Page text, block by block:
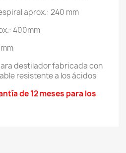
aprox.: 240 mm
400mm
destilador fabricada con
resistente a los ácidos
de 12 meses para los